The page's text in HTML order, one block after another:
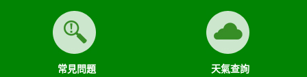
常見問題 天氣查詢